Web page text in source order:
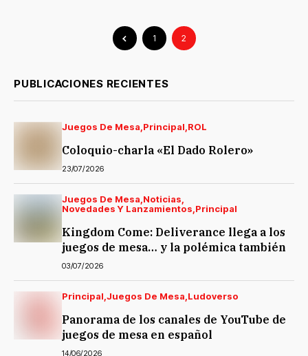
1 2
PUBLICACIONES RECIENTES
Juegos De Mesa Principal ROL
Coloquio-charla «El Dado Rolero»
23/07/2026
Juegos De Mesa Noticias
Novedades Y Lanzamientos Principal
Kingdom Come: Deliverance llega a los
juegos de mesa… y la polémica también
03/07/2026
Principal Juegos De Mesa Ludoverso
Panorama de los canales de YouTube de
juegos de mesa en español
14/06/2026